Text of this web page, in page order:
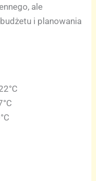
ale
i planowania